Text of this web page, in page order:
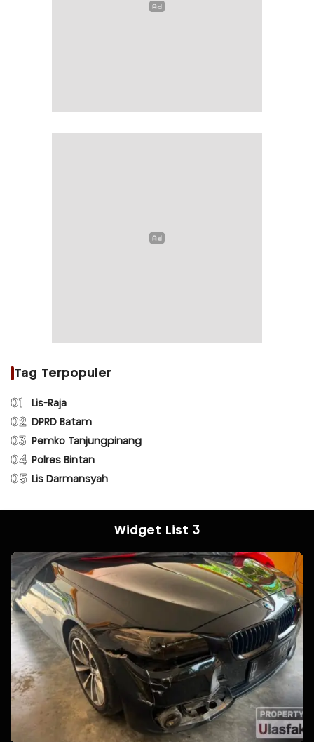
Tag Terpopuler
01 Lis-Raja
02 DPRD Batam
03 Pemko Tanjungpinang
04 Polres Bintan
05 Lis Darmansyah
Widget List 3